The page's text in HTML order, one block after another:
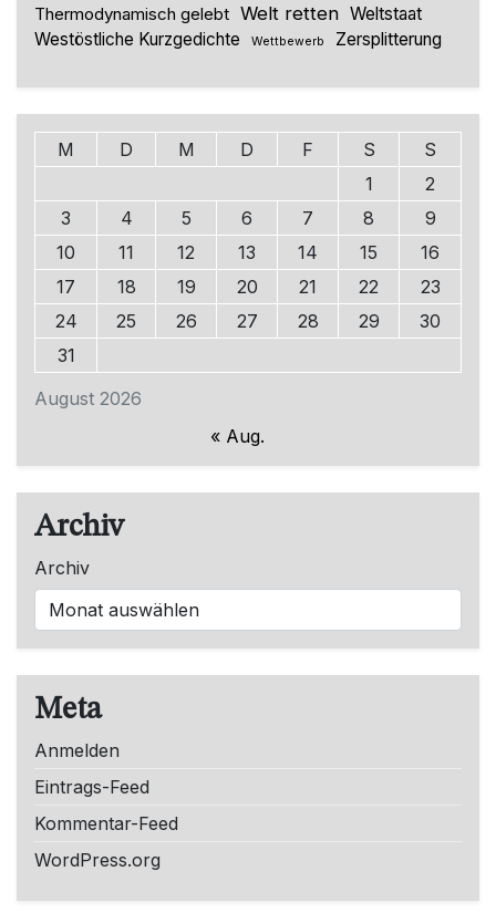
Thermodynamisch gelebt Welt retten Weltstaat
Westöstliche Kurzgedichte
Wettbewerb Zersplitterung
August 2026
M D M D F S
S
1
2
3
4 5 6 7 8
9
10
11 12 13 14 15
16
17
18 19 20 21 22
23
24
25 26 27 28 29
30
31
« Aug.
Archiv
Archiv
Meta
Anmelden
Eintrags-Feed
Kommentar-Feed
WordPress.org